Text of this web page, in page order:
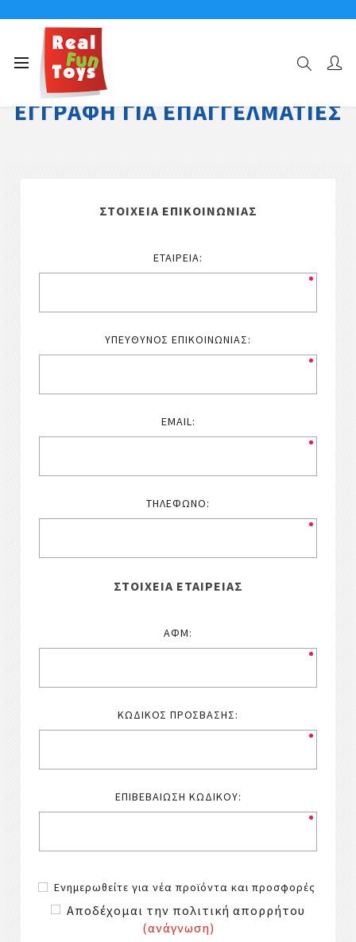
ΕΓΓΡΑΦΉ ΓΙΑ ΕΠΑΓΓΕΛΜΑΤΊΕΣ
ΣΤΟΙΧΕΊΑ ΕΠΙΚΟΙΝΩΝΊΑΣ
ΕΤΑΙΡΕΊΑ:
ΥΠΕΎΘΥΝΟΣ ΕΠΙΚΟΙΝΩΝΊΑΣ:
EMAIL:
ΤΗΛΈΦΩΝΟ:
ΣΤΟΙΧΕΊΑ ΕΤΑΙΡΕΊΑΣ
ΑΦΜ:
ΚΩΔΙΚΌΣ ΠΡΌΣΒΑΣΗΣ:
ΕΠΙΒΕΒΑΊΩΣΗ ΚΩΔΙΚΟΎ:
Ενημερωθείτε για νέα προϊόντα και προσφορές
Αποδέχομαι την πολιτική απορρήτου
(ανάγνωση)